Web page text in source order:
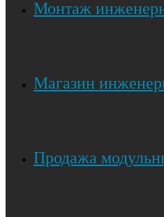
Монтаж
Магазин
Продажа